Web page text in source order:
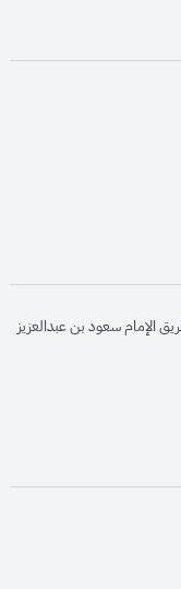
opens in
الإمام سعود بن عبدالعزيز
opens